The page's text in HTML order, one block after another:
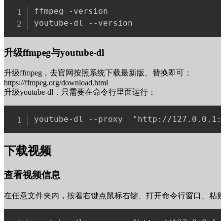
ffmpeg -version
升级ffmpeg与youtube-dl
升级ffmpeg，去官网按照系统下载最新版、替换即可：
https://ffmpeg.org/download.html
升级youtube-dl，只需要在命令行里面运行：
下载视频
查看视频信息
在任意文件夹内，按着右键点鼠标右键、打开命令行窗口、粘